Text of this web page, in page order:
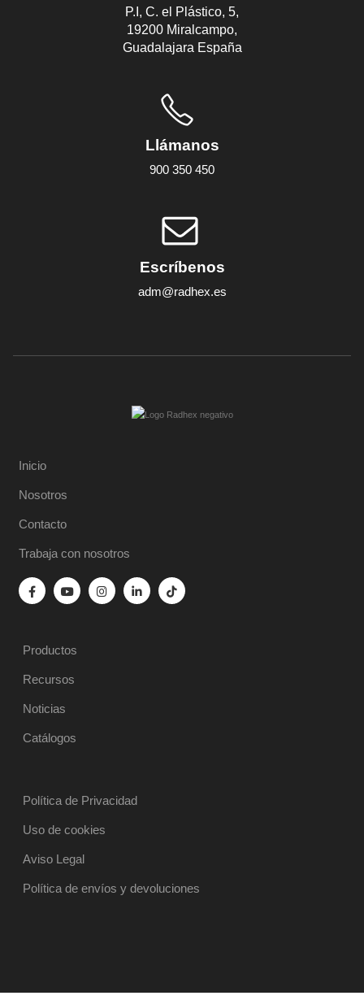
P.I, C. el Plástico, 5,
19200 Miralcampo,
Guadalajara España
Llámanos
900 350 450
Escríbenos
adm@radhex.es
Inicio
Nosotros
Contacto
Trabaja con nosotros
Productos
Recursos
Noticias
Catálogos
Política de Privacidad
Uso de cookies
Aviso Legal
Política de envíos y devoluciones